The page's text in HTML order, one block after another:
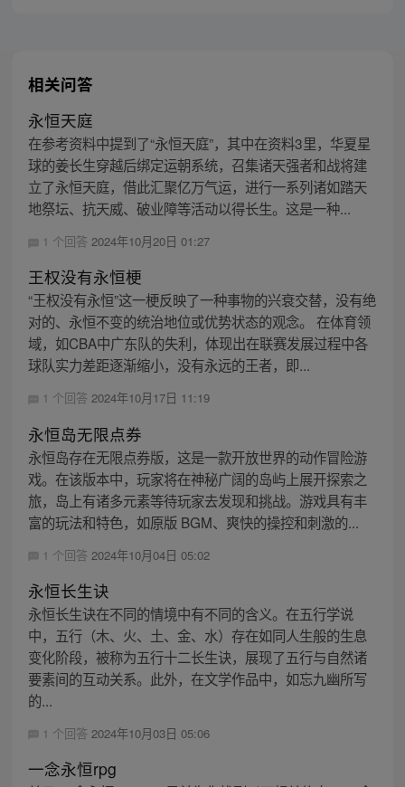
相关问答
永恒天庭
在参考资料中提到了“永恒天庭”，其中在资料3里，华夏星
球的姜长生穿越后绑定运朝系统，召集诸天强者和战将建
立了永恒天庭，借此汇聚亿万气运，进行一系列诸如踏天
地祭坛、抗天威、破业障等活动以得长生。这是一种...
1 个回答 2024年10月20日 01:27
王权没有永恒梗
“王权没有永恒”这一梗反映了一种事物的兴衰交替，没有绝
对的、永恒不变的统治地位或优势状态的观念。 在体育领
域，如CBA中广东队的失利，体现出在联赛发展过程中各
球队实力差距逐渐缩小，没有永远的王者，即...
1 个回答 2024年10月17日 11:19
永恒岛无限点券
永恒岛存在无限点券版，这是一款开放世界的动作冒险游
戏。在该版本中，玩家将在神秘广阔的岛屿上展开探索之
旅，岛上有诸多元素等待玩家去发现和挑战。游戏具有丰
富的玩法和特色，如原版 BGM、爽快的操控和刺激的...
1 个回答 2024年10月04日 05:02
永恒长生诀
永恒长生诀在不同的情境中有不同的含义。在五行学说
中，五行（木、火、土、金、水）存在如同人生般的生息
变化阶段，被称为五行十二长生诀，展现了五行与自然诸
要素间的互动关系。此外，在文学作品中，如忘九幽所写
的...
1 个回答 2024年10月03日 05:06
一念永恒rpg